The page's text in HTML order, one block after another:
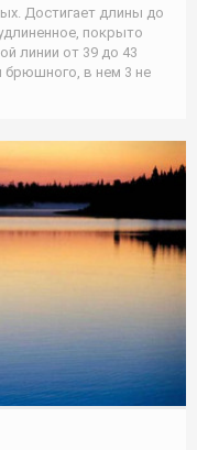
Достигает длины до
покрыто
линии от 39 до 43
брюшного, в нем 3 не